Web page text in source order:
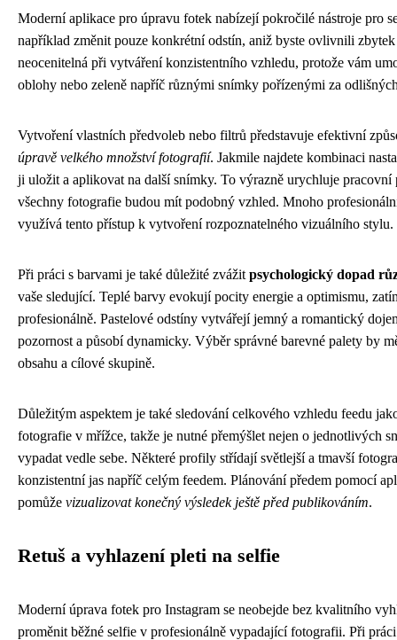
Moderní aplikace pro úpravu fotek nabízejí pokročilé nástroje pro
například změnit pouze konkrétní odstín, aniž byste ovlivnili
neocenitelná při vytváření konzistentního vzhledu, protože vám
oblohy nebo zeleně napříč různými snímky pořízenými za
Vytvoření vlastních předvoleb nebo filtrů představuje efektivní
úpravě velkého množství fotografií. Jakmile najdete kombinaci
ji uložit a aplikovat na další snímky. To výrazně urychluje pracovní
všechny fotografie budou mít podobný vzhled. Mnoho
využívá tento přístup k vytvoření rozpoznatelného vizuálního stylu.
Při práci s barvami je také důležité zvážit psychologický dopad
vaše sledující. Teplé barvy evokují pocity energie a optimismu,
profesionálně. Pastelové odstíny vytvářejí jemný a romantický
pozornost a působí dynamicky. Výběr správné barevné palety by
obsahu a cílové skupině.
Důležitým aspektem je také sledování celkového vzhledu feedu
fotografie v mřížce, takže je nutné přemýšlet nejen o jednotlivých
vypadat vedle sebe. Některé profily střídají světlejší a tmavší
konzistentní jas napříč celým feedem. Plánování předem pomocí
pomůže vizualizovat konečný výsledek ještě před publikováním.
Retuš a vyhlazení pleti na selfie
Moderní úprava fotek pro Instagram se neobejde bez kvalitního
proměnit běžné selfie v profesionálně vypadající fotografii. Při